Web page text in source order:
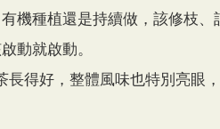
機種植還是持續做，該修枝
動就啟動。
得好，整體風味也特別亮眼